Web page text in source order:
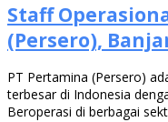
Staff
(Persero),
PT Pertamina (Persero)
terbesar di Indonesia
Beroperasi di berbagai